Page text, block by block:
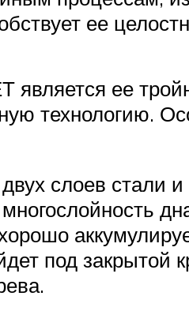
ее
ее
технологию.
двух слоев
под